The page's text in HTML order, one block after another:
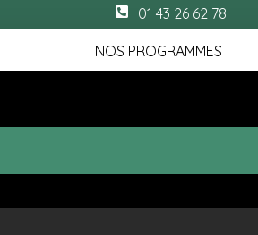
01 43 26 62 78
NOS PROGRAMMES